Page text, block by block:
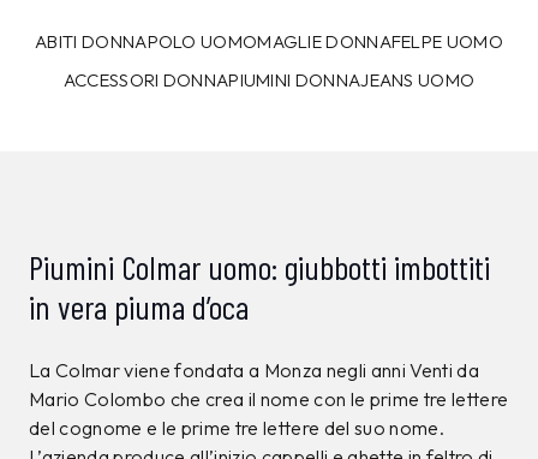
ABITI DONNAPOLO UOMOMAGLIE DONNAFELPE UOMO
ACCESSORI DONNAPIUMINI DONNAJEANS UOMO
Piumini Colmar uomo: giubbotti imbottiti
in vera piuma d’oca
La Colmar viene fondata a Monza negli anni Venti da
Mario Colombo che crea il nome con le prime tre lettere
del cognome e le prime tre lettere del suo nome.